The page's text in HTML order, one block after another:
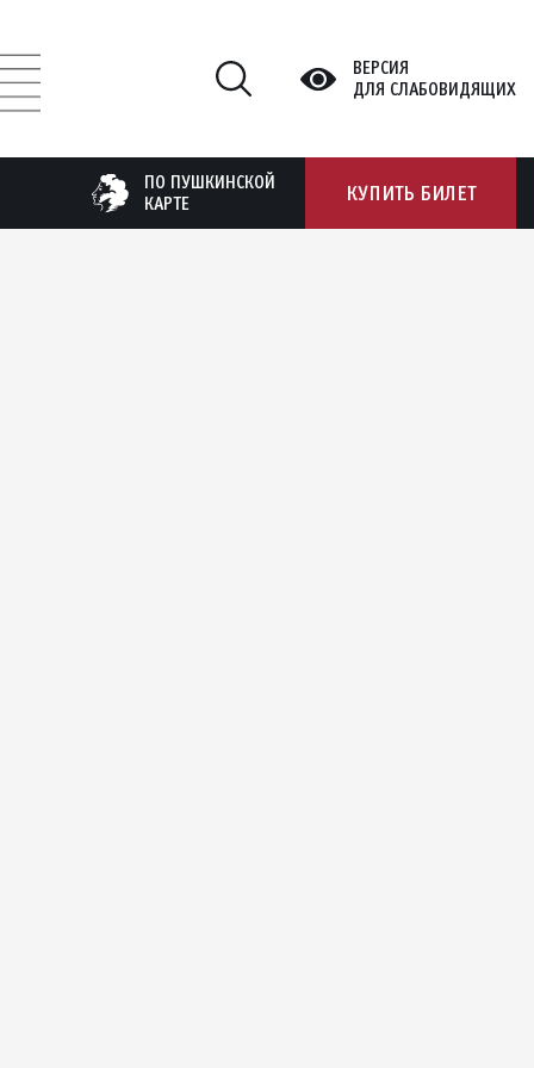
ВЕРСИЯ
ДЛЯ СЛАБОВИДЯЩИХ
ПО ПУШКИНСКОЙ
КАРТЕ
КУПИТЬ БИЛЕТ